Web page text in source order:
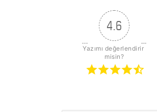
4.6
Yazımı değerlendirir
misin?